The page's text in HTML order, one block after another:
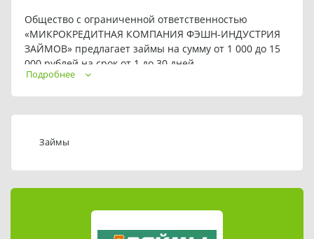
Общество с ограниченной ответственностью
«МИКРОКРЕДИТНАЯ КОМПАНИЯ ФЭШН-ИНДУСТРИЯ
ЗАЙМОВ» предлагает займы на сумму от 1 000 до 15
000 рублей на срок от 1 до 30 дней.
индивидуальные условия кредитования.
89059817580.
nuta.13@inbox.ru.
Подробнее
Займы